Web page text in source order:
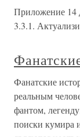
Приложение 14
3.3.1.
Фанатские
реальным
фантом,
поиски кумира